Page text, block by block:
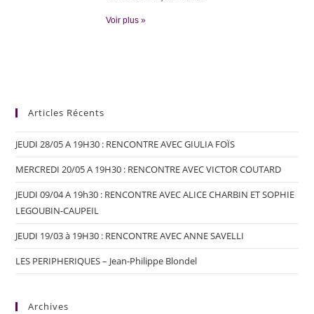
Voir plus »
Articles Récents
JEUDI 28/05 A 19H30 : RENCONTRE AVEC GIULIA FOÏS
MERCREDI 20/05 A 19H30 : RENCONTRE AVEC VICTOR COUTARD
JEUDI 09/04 A 19h30 : RENCONTRE AVEC ALICE CHARBIN ET SOPHIE
LEGOUBIN-CAUPEIL
JEUDI 19/03 à 19H30 : RENCONTRE AVEC ANNE SAVELLI
LES PERIPHERIQUES – Jean-Philippe Blondel
Archives